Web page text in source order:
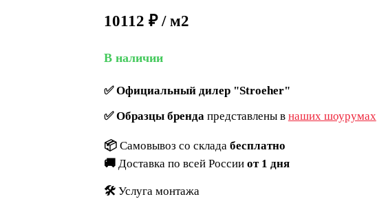
10112 ₽ / м2
В наличии
✅Официальный дилер "Stroeher"
✅Образцы брендапредставлены в наших шоурумах
📦 Самовывоз со склада бесплатно
🚚 Доставка по всей России от 1 дня
🛠️ Услуга монтажа